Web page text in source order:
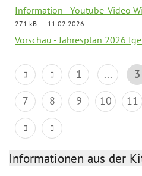
Information - Youtube-Video
271 kB
11.02.2026
Vorschau - Jahresplan 2026
1 ... 3
7
8 9 10 11
Informationen aus der